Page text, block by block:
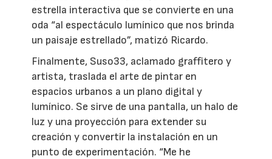
estrella interactiva que se convierte en una
oda “al espectáculo lumínico que nos brinda
un paisaje estrellado”, matizó Ricardo.
Finalmente, Suso33, aclamado graffitero y
artista, traslada el arte de pintar en
espacios urbanos a un plano digital y
lumínico. Se sirve de una pantalla, un halo de
luz y una proyección para extender su
creación y convertir la instalación en un
punto de experimentación. “Me he